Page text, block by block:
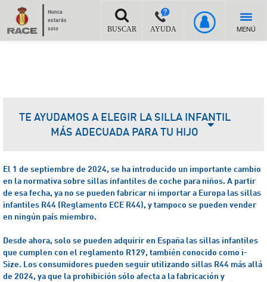
Nunca
estarás
solo
BUSCAR AYUDA MENÚ
TE AYUDAMOS A ELEGIR LA SILLA INFANTIL
MÁS ADECUADA PARA TU HIJO
El 1 de septiembre de 2024, se ha introducido un importante cambio
en la normativa sobre sillas infantiles de coche para niños. A partir
de esa fecha, ya no se pueden fabricar ni importar a Europa las sillas
infantiles R44 (Reglamento ECE R44), y tampoco se pueden vender
en ningún país miembro.
Desde ahora, solo se pueden adquirir en España las sillas infantiles
que cumplen con el reglamento R129, también conocido como i-
Size. Los consumidores pueden seguir utilizando sillas R44 más allá
de 2024, ya que la prohibición sólo afecta a la fabricación y